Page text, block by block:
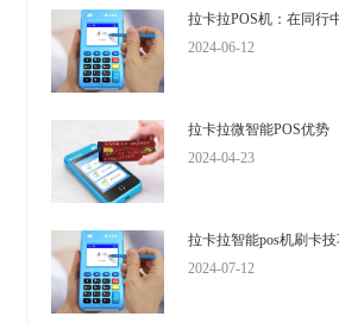
拉卡拉POS机：在同行
2024-06-12
拉卡拉微智能POS优势
2024-04-23
拉卡拉智能pos机刷卡
2024-07-12